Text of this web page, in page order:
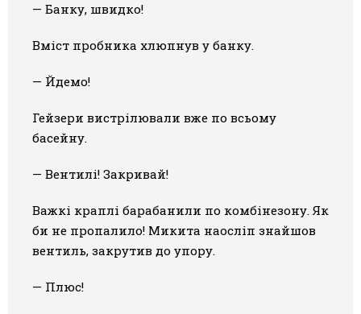
— Банку, швидко!
Вміст пробника хлюпнув у банку.
— Йдемо!
Гейзери вистрілювали вже по всьому
басейну.
— Вентилі! Закривай!
Важкі краплі барабанили по комбінезону. Як
би не пропалило! Микита наосліп знайшов
вентиль, закрутив до упору.
— Плюс!